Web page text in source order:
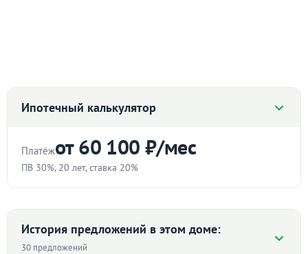
Ипотечный калькулятор
Платёжот 60 100 ₽/мес
ПВ 30%, 20 лет, ставка 20%
История предложений в этом доме:
30 предложений